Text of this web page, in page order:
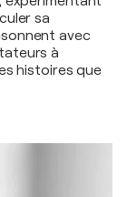
sa
avec
à
histoires que